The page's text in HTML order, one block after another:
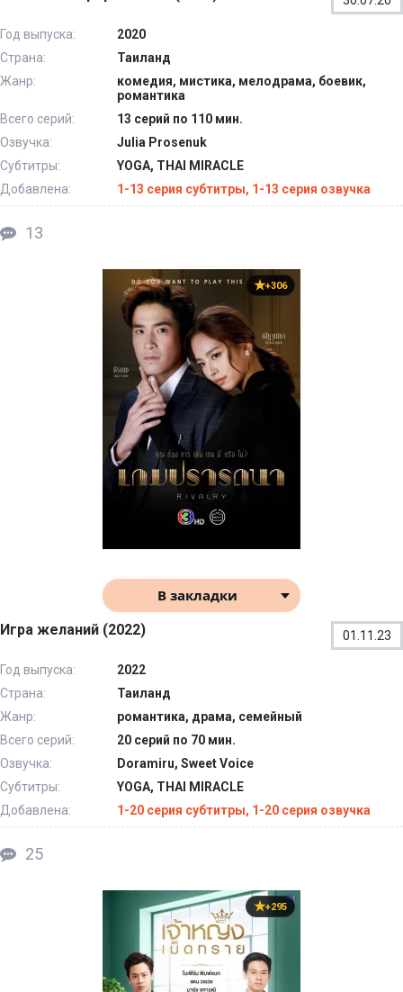
Год выпуска:
2020
Страна:
Таиланд
Жанр:
комедия, мистика, мелодрама, боевик,
романтика
Всего серий:
13 серий по 110 мин.
Озвучка:
Julia Prosenuk
Субтитры:
YOGA, THAI MIRACLE
Добавлена:
1-13 серия субтитры, 1-13 серия озвучка
13
+306
В закладки
Игра желаний (2022) 01.11.23
Год выпуска:
2022
Страна:
Таиланд
Жанр:
романтика, драма, семейный
Всего серий:
20 серий по 70 мин.
Озвучка:
Doramiru, Sweet Voice
Субтитры:
YOGA, THAI MIRACLE
Добавлена:
1-20 серия субтитры, 1-20 серия озвучка
25
+295